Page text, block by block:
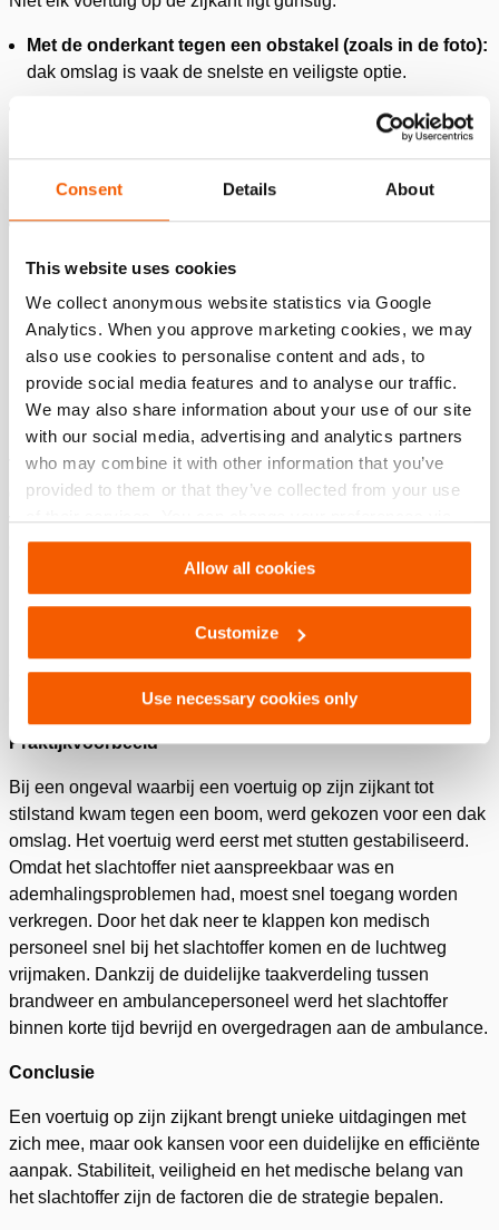
Consent Details About
This website uses cookies
We collect anonymous website statistics via Google
Analytics. When you approve marketing cookies, we may
also use cookies to personalise content and ads, to
provide social media features and to analyse our traffic.
We may also share information about your use of our site
with our social media, advertising and analytics partners
who may combine it with other information that you’ve
provided to them or that they’ve collected from your use
Settings. See ourcookiestatement.
Allow all cookies
Customize
Use necessary cookies only
Met de onderkant tegen een obstakel (zoals in de foto):
dak omslag is vaak de snelste en veiligste optie.
mogelijk. In dat geval kan tunnelen via de achterklep een
oplossing zijn, waarbij stoelen worden verwijderd of
weggedrukt om bij het slachtoffer te komen.
Gecontroleerd rechtzetten:Steeds vaker wordt, na
gecontroleerd terug op de wielen te zetten. Dit kan de
bevrijding aanzienlijk vereenvoudigen, mits het veilig en
gecontroleerd gebeurt.
Meer nadruk op patiëntenzorg
Voor de brandweer is het al uitdagend om in een voertuig op
de zijkant te werken. Als ook medisch personeel in het
voertuig moet zijn om het slachtoffer te stabiliseren, neemt de
complexiteit nog verder toe.
Daarom blijft de toestand van het slachtoffer leidend: die
meest geschikt is. Soms vraagt de medische urgentie om
snelle, directe toegang; in andere gevallen is er tijd om een
gecontroleerde en minder risicovolle aanpak te kiezen.
Praktijkvoorbeeld
Bij een ongeval waarbij een voertuig op zijn zijkant tot
stilstand kwam tegen een boom, werd gekozen voor een dak
omslag. Het voertuig werd eerst met stutten gestabiliseerd.
Omdat het slachtoffer niet aanspreekbaar was en
ademhalingsproblemen had, moest snel toegang worden
verkregen. Door het dak neer te klappen kon medisch
personeel snel bij het slachtoffer komen en de luchtweg
vrijmaken. Dankzij de duidelijke taakverdeling tussen
brandweer en ambulancepersoneel werd het slachtoffer
binnen korte tijd bevrijd en overgedragen aan de ambulance.
Conclusie
Een voertuig op zijn zijkant brengt unieke uitdagingen met
zich mee, maar ook kansen voor een duidelijke en efficiënte
aanpak. Stabiliteit, veiligheid en het medische belang van
het slachtoffer zijn de factoren die de strategie bepalen.